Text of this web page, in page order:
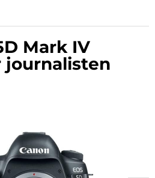
Mark IV
journalisten